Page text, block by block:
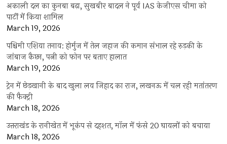
अकाली दल का कुनबा बढ़ा, सुखबीर बादल ने पूर्व IAS केजीएस चीमा को
पार्टी में किया शामिल
March 19, 2026
पश्चिमी एशिया तनाव: होर्मुज में तेल जहाज की कमान संभाल रहे रुड़की के
जांबाज कैप्टन, पत्नी को फोन पर बताए हालात
March 19, 2026
ट्रेन में छेड़खानी के बाद खुला लव जिहाद का राज, लखनऊ में चल रही मतांतरण
की फैक्ट्री
March 18, 2026
उत्तराखंड के रानीखेत में भूकंप से दहशत, मॉल में फंसे 20 घायलों को बचाया
March 18, 2026